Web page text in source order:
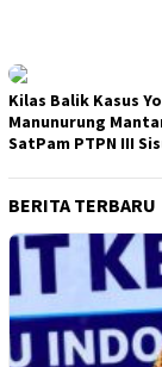
Kilas Balik Kasus
Manunurung
SatPam PTPN III
BERITA TERBARU